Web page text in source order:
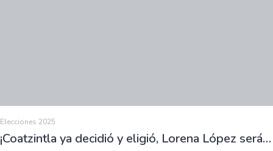
Elecciones 2025
¡Coatzintla ya decidió y eligió, Lorena López será